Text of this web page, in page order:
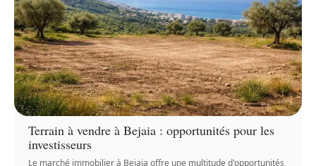
Terrain à vendre à Bejaia : opportunités pour les
investisseurs
Le marché immobilier à Bejaia offre une multitude d'opportunités